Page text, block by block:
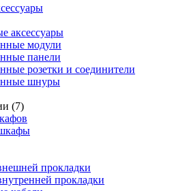
аксессуары
модули
панели
розетки и соединители
шнуры
(7)
прокладки
прокладки